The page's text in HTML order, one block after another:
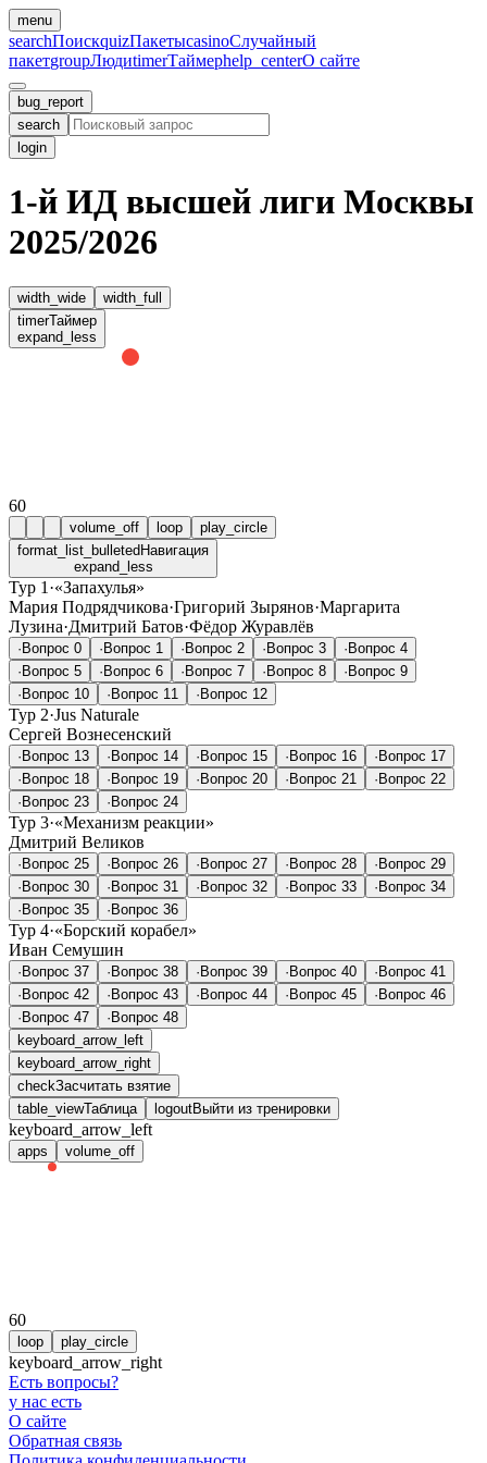
menu
searchПоискquizПакетыcasinoСлучайный
пакетgroupЛюдиtimerТаймерhelp_centerО сайте
bug_report
search
login
1-й ИД высшей лиги Москвы
2025/2026
width_wide
width_full
timerТаймер
expand_less
60
volume_off loop
play_circle
format_list_bulleted Навигация
expand_less
Тур 1 ·«Запахулья»
Мария Подрядчикова·Григорий Зырянов·Маргарита
Лузина·Дмитрий Батов·Фёдор Журавлёв
· Вопрос 0 · Вопрос 1 · Вопрос 2 · Вопрос 3 · Вопрос 4
· Вопрос 5 · Вопрос 6 · Вопрос 7 · Вопрос 8 · Вопрос 9
· Вопрос 10 · Вопрос 11 · Вопрос 12
Тур 2·Jus Naturale
Сергей Вознесенский
· Вопрос 13 · Вопрос 14 · Вопрос 15 · Вопрос 16 · Вопрос 17
· Вопрос 18 · Вопрос 19 · Вопрос 20 · Вопрос 21 · Вопрос 22
· Вопрос 23 · Вопрос 24
Тур 3·«Механизм реакции»
Дмитрий Великов
· Вопрос 25 · Вопрос 26 · Вопрос 27 · Вопрос 28 · Вопрос 29
· Вопрос 30 · Вопрос 31 · Вопрос 32 · Вопрос 33 · Вопрос 34
· Вопрос 35 · Вопрос 36
Тур 4·«Борский корабел»
Иван Семушин
· Вопрос 37 · Вопрос 38 · Вопрос 39 · Вопрос 40 · Вопрос 41
· Вопрос 42 · Вопрос 43 · Вопрос 44 · Вопрос 45 · Вопрос 46
· Вопрос 47 · Вопрос 48
keyboard_arrow_left
keyboard_arrow_right
checkЗасчитать взятие
table_viewТаблица logoutВыйти из тренировки
keyboard_arrow_left
apps volume_off
60
loop play_circle
keyboard_arrow_right
Есть вопросы?
у нас есть
О сайте
Обратная связь